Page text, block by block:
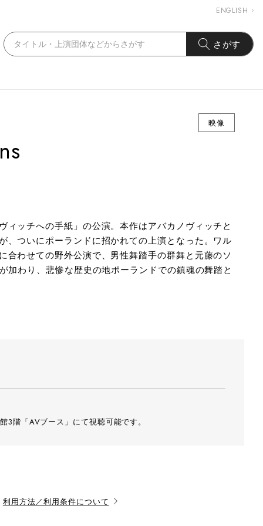
ENGLISH
さがす
映像
ッチへの手紙」の公演。本作はアバカノヴィッチと
、ついにポーランドに招かれての上演となった。ワル
わせての野外公演で、男性舞踏手の群舞と元藤のソ
加わり、悲惨な歴史の地ポーランドでの鎮魂の舞踏と
3階「AVブース」にて視聴可能です。
利用方法／利用条件について